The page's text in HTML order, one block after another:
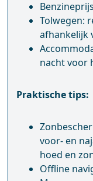
Tolwegen:
afhankelijk
nacht voor
Praktische tips:
voor- en
hoed en
Offline